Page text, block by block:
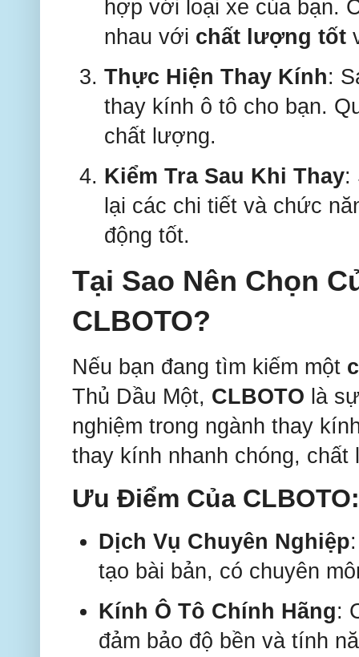
hợp với loại xe của bạn.
nhau với chất lượng tốt
Thực Hiện Thay Kính:
thay kính ô tô cho bạn.
chất lượng.
Kiểm Tra Sau Khi Thay:
lại các chi tiết và chức
động tốt.
Tại Sao Nên Chọn
CLBOTO?
Nếu bạn đang tìm kiếm một
Thủ Dầu Một, CLBOTO là
nghiệm trong ngành thay
thay kính nhanh chóng,
Ưu Điểm Của CLBOTO:
Dịch Vụ Chuyên Nghiệp
tạo bài bản, có chuyên
Kính Ô Tô Chính Hãng:
đảm bảo độ bền và tính